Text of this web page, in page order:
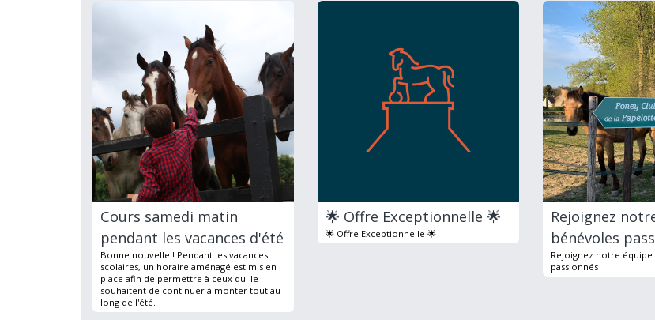
Cours samedi matin
pendant les vacances d'été
Bonne nouvelle ! Pendant les vacances
scolaires, un horaire aménagé est mis en
place afin de permettre à ceux qui le
souhaitent de continuer à monter tout au
long de l'été.
🌟 Offre Exceptionnelle 🌟
🌟 Offre Exceptionnelle 🌟
Rejoignez
bénévoles
Rejoignez notre
passionnés